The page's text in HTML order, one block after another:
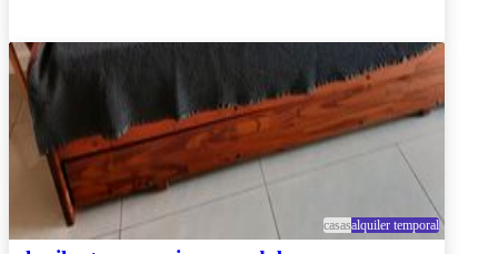
casasalquiler temporal